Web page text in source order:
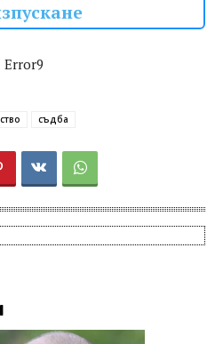
Error9
съдба